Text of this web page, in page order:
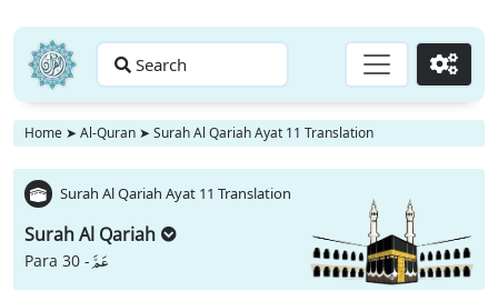
Search Go
Home ➤ Al-Quran ➤ Surah Al Qariah Ayat 11 Translation
Surah Al Qariah Ayat 11 Translation
Surah Al Qariah
Para 30 -عَمَّ